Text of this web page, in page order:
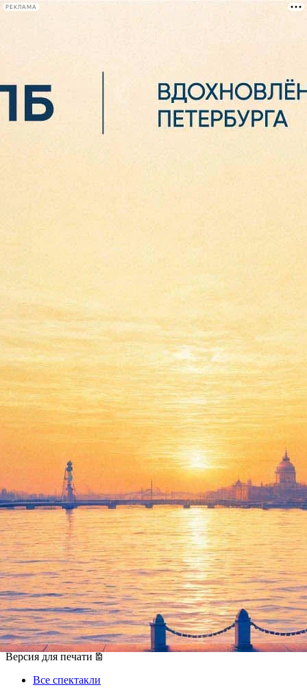
РЕКЛАМА
Сегодня:
"Щелкунчик мастера
Дроссельмейера" представят
в ТЮЗе
20 декабря 2013, пятница,18.00
Версия для печати
Все спектакли